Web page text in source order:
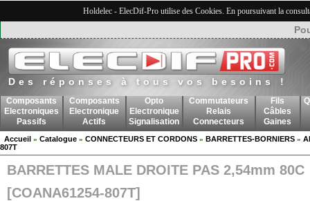
Holdelec - ElecDif-Pro utilise des Cookies. En poursuivant la
Des réponses à tous vos besoins !
Composants
Electroniques
Passifs
Composants
Electronique
Actifs
Opto
Electronique
Signalisation
Commutateurs
Relais
Connecteurs
Fils
Câbles
Gaines
Accueil » Catalogue » CONNECTEURS ET CORDONS » BARRETTES-BORNIERS »
807T
BARRETTES MALE DROITE PAS 2,54mm 80C
[COANA61254-807T]